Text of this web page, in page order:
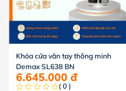
Khóa cửa vân tay thông minh
Demax SL638 BN
6.645.000 đ
( 0 )